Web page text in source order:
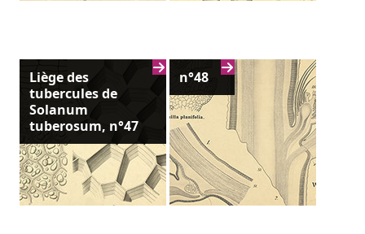
Liège des
tubercules de
Solanum
tuberosum, n°47
n°48